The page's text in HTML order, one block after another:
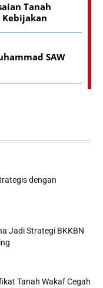
Tanah
Kebijakan
SAW
dengan
Jadi Strategi BKKBN
Tanah Wakaf Cegah